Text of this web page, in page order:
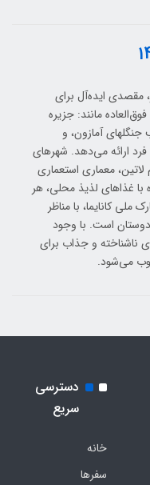
مقصدی ایده‌آل برای
مانند: جزیره
جنگلهای آمازون، و
ارائه می‌دهد. شهرهای
لاتین، معماری استعماری
غذاهای لذیذ محلی، هر
کانایما، با مناظر
است. با وجود
ناشناخته و جذاب برای
می‌شود.
دسترسی
سریع
خانه
سفرها